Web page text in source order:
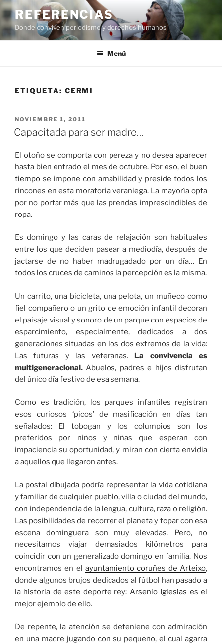
al
contenido
REFERENCIAS
Donde conviven periodismo y derechos humanos
Menú
ETIQUETA: CERMI
PUBLICADO
EL
NOVIEMBRE 1, 2011
Capacitada para ser madre…
El otoño se comporta con pereza y no desea aparecer
hasta bien entrado el mes de octubre. Por eso, el buen
tiempo se impone con amabilidad y preside todos los
rincones en esta moratoria veraniega. La mayoría opta
por no portar más que las prendas imprescindibles de
ropa.
Es domingo y las caras de relajación son habituales
entre los que deciden pasear a mediodía, después de
jactarse de no haber madrugadado por un día… En
todos los cruces de caminos la percepción es la misma.
Un carrito, una bicicleta, una pelota, un muñeco como
fiel compañero o un grito de emoción infantil decoran
el paisaje visual y sonoro de un parque con espacios de
esparcimiento, especialmente, dedicados a dos
generaciones situadas en los dos extremos de la vida:
Las futuras y las veteranas. La convivencia es
multigeneracional. Abuelos, padres e hijos disfrutan
del único día festivo de esa semana.
Como es tradición, los parques infantiles registran
esos curiosos ‘picos’ de masificación en días tan
señalados: El tobogan y los columpios son los
preferidos por niños y niñas que esperan con
impaciencia su oportunidad, y miran con cierta envidia
a aquellos que llegaron antes.
La postal dibujada podría representar la vida cotidiana
y familiar de cualquier pueblo, villa o ciudad del mundo,
con independencia de la lengua, cultura, raza o religión.
Las posibilidades de recorrer el planeta y topar con esa
escena dominguera son muy elevadas. Pero, no
necesitamos viajar demasiados kilómetros para
coincidir con un generalizado domingo en familia. Nos
encontramos en el ayuntamiento coruñes de Arteixo,
donde algunos brujos dedicados al fútbol han pasado a
la historia de este deporte rey: Arsenio Iglesias es el
mejor ejemplo de ello.
De repente, la atención se deteniene con admiración
en una madre jugando con su pequeño, el cual agarra